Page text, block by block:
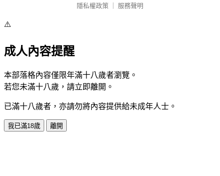
隱私權政策
服務聲明
⚠️
成人內容提醒
本部落格內容僅限年滿十八歲者瀏覽。
若您未滿十八歲，請立即離開。
已滿十八歲者，亦請勿將內容提供給未成年人士。
我已滿18歲 離開